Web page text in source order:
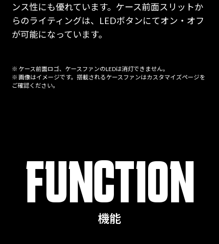
ンス性にも優れています。ケース前面スリットか
らのライティングは、LEDボタンにてオン・オフ
が可能になっています。
※ ケース前面ロゴ、ケースファンのLEDは消灯できません。
※ 画像はイメージです。搭載されるケースファンはカスタマイズページを
ご確認ください。
FUNCTION
機能